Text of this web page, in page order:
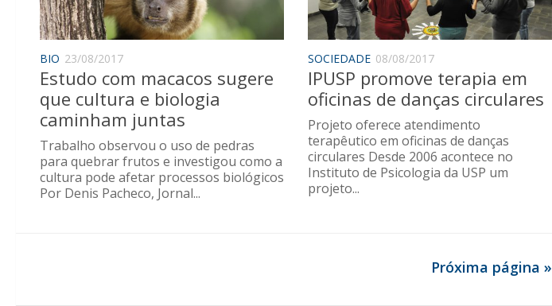
BIO 23/08/2017
Estudo com macacos sugere
que cultura e biologia
caminham juntas
Trabalho observou o uso de pedras
para quebrar frutos e investigou como a
cultura pode afetar processos biológicos
Por Denis Pacheco, Jornal...
SOCIEDADE 08/08/2017
IPUSP promove terapia em
oficinas de danças circulares
Projeto oferece atendimento
terapêutico em oficinas de danças
circulares Desde 2006 acontece no
Instituto de Psicologia da USP um
projeto...
Próxima página »